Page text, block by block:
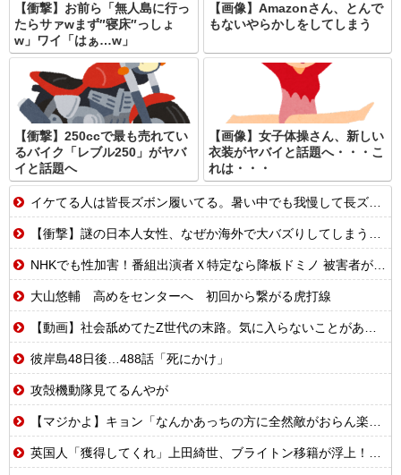
【衝撃】お前ら「無人島に行っ
たらサァwまず″寝床″っしょ
w」ワイ「はぁ…w」
【画像】Amazonさん、とんで
もないやらかしをしてしまう
【衝撃】250ccで最も売れてい
るバイク「レブル250」がヤバ
イと話題へ
【画像】女子体操さん、新しい
衣装がヤバイと話題へ・・・こ
れは・・・
イケてる人は皆長ズボン履いてる。暑い中でも我慢して長ズボン履いてる。半ズボンはモテ無い。厳しいって
【衝撃】謎の日本人女性、なぜか海外で大バズりしてしまうwww
NHKでも性加害！番組出演者Ｘ特定なら降板ドミノ 被害者があえて〝最強〟労働組合を頼ったワケ
大山悠輔 高めをセンターへ 初回から繋がる虎打線
【動画】社会舐めてたZ世代の末路。気に入らないことがあれば退職代行で即退職!理想の職場を求め続けた結果
彼岸島48日後…488話「死にかけ」
攻殻機動隊見てるんやが
【マジかよ】キョン「なんかあっちの方に全然敵がおらん楽園あるらしいで!」
英国人「獲得してくれ」上田綺世、ブライトン移籍が浮上！三笘薫との日本代表ホットライン実現!?現地サポ大興奮！「勘弁してくれ」と危惧される懸念点とは!?【海外の反応】